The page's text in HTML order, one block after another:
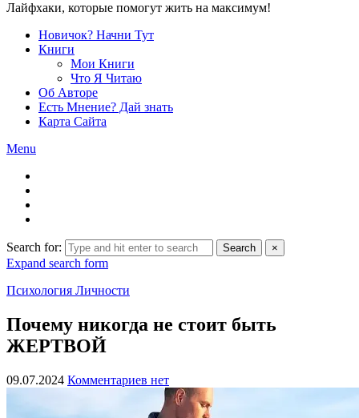
Лайфхаки, которые помогут жить на максимум!
Новичок? Начни Тут
Книги
Мои Книги
Что Я Читаю
Об Авторе
Есть Мнение? Дай знать
Карта Сайта
Menu
Search for: Search ×
Expand search form
Психология Личности
Почему никогда не стоит быть
ЖЕРТВОЙ
09.07.2024 Комментариев нет